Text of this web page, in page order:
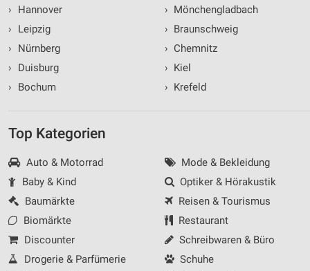
›
Hannover
›
Leipzig
›
Nürnberg
›
Duisburg
›
Bochum
› Mönchengladbach
› Braunschweig
› Chemnitz
› Kiel
› Krefeld
Top Kategorien
Auto & Motorrad
Baby & Kind
Baumärkte
Biomärkte
Discounter
Drogerie & Parfümerie
Mode & Bekleidung
Optiker & Hörakustik
Reisen & Tourismus
Restaurant
Schreibwaren & Büro
Schuhe
Notwendig
Performance